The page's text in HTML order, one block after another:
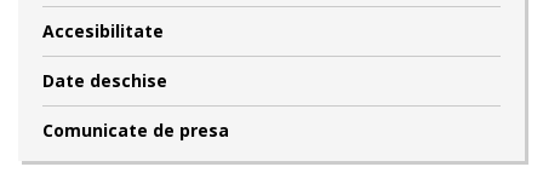
Accesibilitate
Date deschise
Comunicate de presa